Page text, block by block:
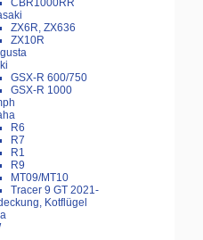
CBR1000RR
ZX6R, ZX636
ZX10R
GSX-R 600/750
GSX-R 1000
R6
R7
R1
R9
MT09/MT10
Tracer 9 GT 2021-
Kotflügel